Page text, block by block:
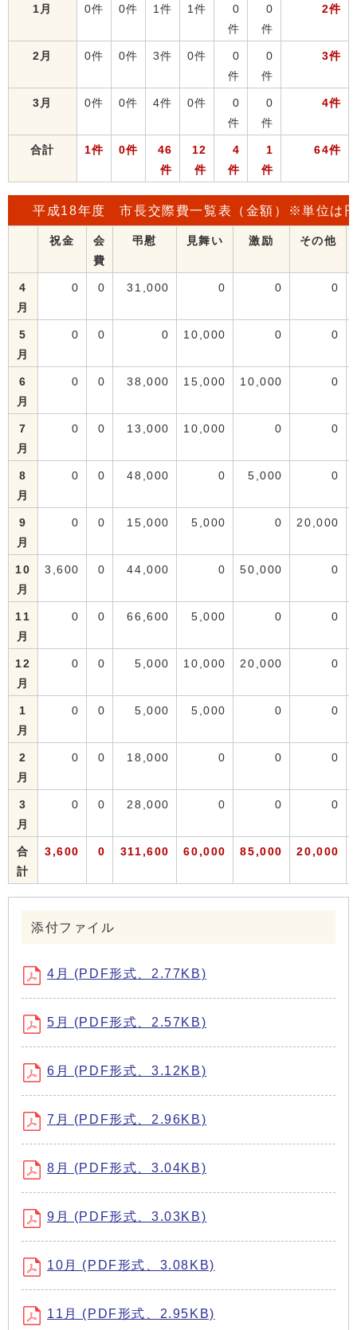
1月 0件 0件 1件 1件
0
件
0
件
2件
2月 0件 0件 3件 0件
0
件
0
件
3件
3月 0件 0件 4件 0件
0
件
0
件
4件
合計 1件 0件
46
件
12
件
4
件
1
件
64件
平成18年度 市長交際費一覧表（金額）※単位は
祝金
会
費
弔慰 見舞い 激励 その他
4
月
0 0 31,000 0 0 0
5
月
0 0 0 10,000 0 0
6
月
0 0 38,000 15,000 10,000 0
7
月
0 0 13,000 10,000 0 0
8
月
0 0 48,000 0 5,000 0
9
月
0 0 15,000 5,000 0 20,000
10
月
3,600 0 44,000 0 50,000 0
11
月
0 0 66,600 5,000 0 0
12
月
0 0 5,000 10,000 20,000 0
1
月
0 0 5,000 5,000 0 0
2
月
0 0 18,000 0 0 0
3
月
0 0 28,000 0 0 0
合
計
3,600 0 311,600 60,000 85,000 20,000
添付ファイル
4月 (PDF形式、2.77KB)
5月 (PDF形式、2.57KB)
6月 (PDF形式、3.12KB)
7月 (PDF形式、2.96KB)
8月 (PDF形式、3.04KB)
9月 (PDF形式、3.03KB)
10月 (PDF形式、3.08KB)
11月 (PDF形式、2.95KB)